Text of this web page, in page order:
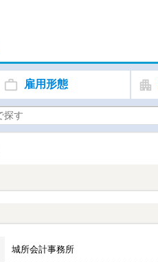
雇用形態
城所会計事務所